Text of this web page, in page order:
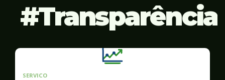
Transparência
SERVICO